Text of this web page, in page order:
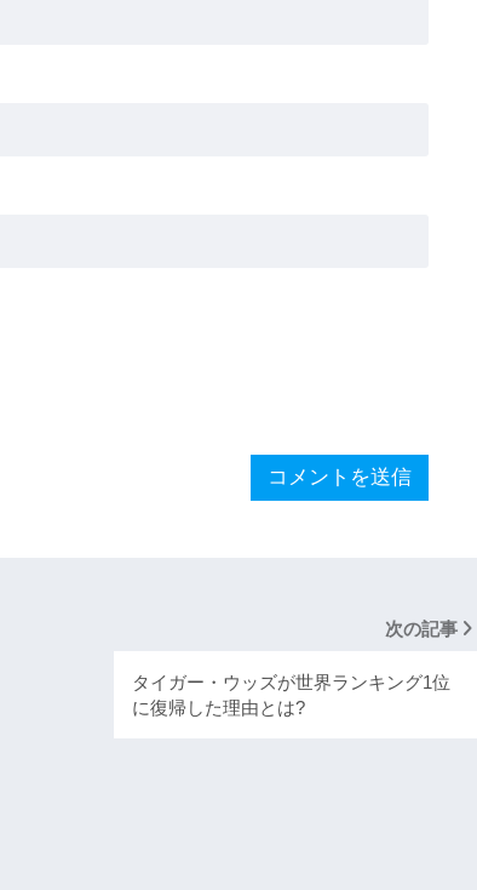
次の記事
タイガー・ウッズが世界ランキング1位
に復帰した理由とは?